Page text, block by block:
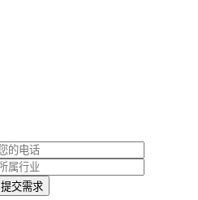
提交需求